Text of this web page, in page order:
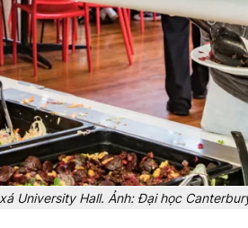
University Hall. Ảnh: Đại học